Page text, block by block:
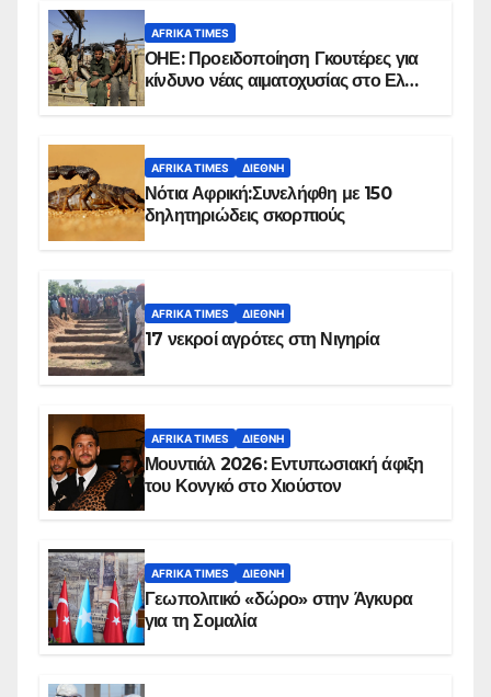
AFRIKA TIMES
ΟΗΕ: Προειδοποίηση Γκουτέρες για
κίνδυνο νέας αιματοχυσίας στο Ελ
AFRIKA TIMES ΔΙΕΘΝΉ
Νότια Αφρική:Συνελήφθη με 150
δηλητηριώδεις σκορπιούς
AFRIKA TIMES ΔΙΕΘΝΉ
17 νεκροί αγρότες στη Νιγηρία
AFRIKA TIMES ΔΙΕΘΝΉ
Μουντιάλ 2026: Εντυπωσιακή άφιξη
του Κονγκό στο Χιούστον
AFRIKA TIMES ΔΙΕΘΝΉ
Γεωπολιτικό «δώρο» στην Άγκυρα
για τη Σομαλία